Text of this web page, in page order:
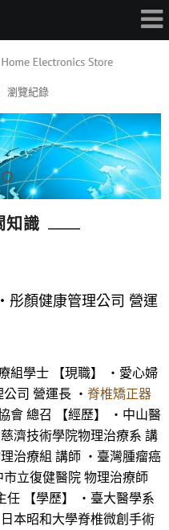
瀏覽紀錄
知識
彤顏健康管理公司 營運
組學士 【現職】 ・愛心婦
司 營運長 ・ 脊椎矯正器
會 總召 【經歷】 ・中山醫
濟技術學院物理治療系 講
治療組 講師 ・臺灣腫瘤癌
立復健醫院 物理治療師
任 【學歷】 ・臺大醫學系
本昭和大學脊椎微創手術